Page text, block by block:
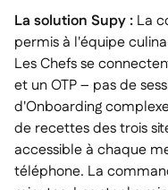
La solution Supy : La
permis à l'équipe
Les Chefs se
et un OTP – pas de
d'Onboarding
de recettes des trois
accessible à chaque
téléphone. La